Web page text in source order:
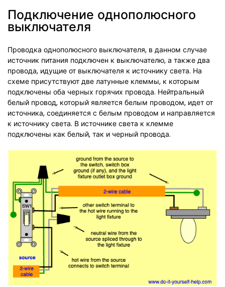
Подключение однополюсного
выключателя
Проводка однополюсного выключателя, в данном случае
источник питания подключен к выключателю, а также два
провода, идущие от выключателя к источнику света. На
схеме присутствуют две латунные клеммы, к которым
подключены оба черных горячих провода. Нейтральный
белый провод, который является белым проводом, идет от
источника, соединяется с белым проводом и направляется
к источнику света. В источнике света к клемме
подключены как белый, так и черный провода.